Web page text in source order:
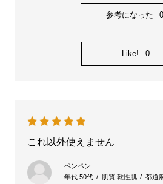
参考になった 0
Like! 0
これ以外使えません
ペンペン
年代:50代 肌質:乾性肌 都道